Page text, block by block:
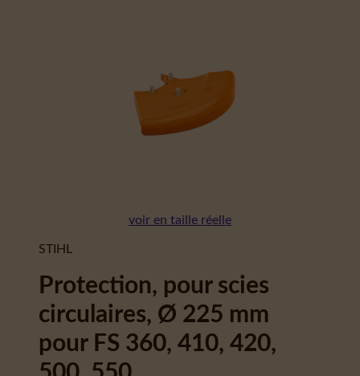
voir en taille réelle
STIHL
Protection, pour scies
circulaires, Ø 225 mm
pour FS 360, 410, 420,